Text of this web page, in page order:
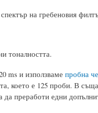
на гребеновия
тоналността.
ms и използваме пробна
което е 125 проби. В
преработи едни